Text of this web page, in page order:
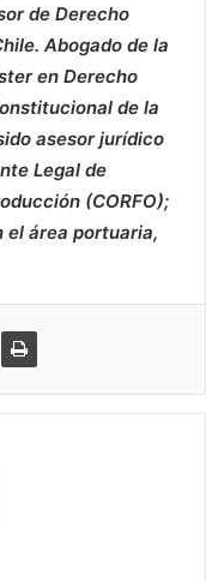
de Derecho
Abogado de la
en Derecho
de la
asesor jurídico
Legal de
(CORFO);
el área portuaria,